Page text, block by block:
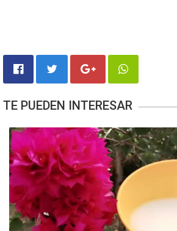
TE PUEDEN INTERESAR